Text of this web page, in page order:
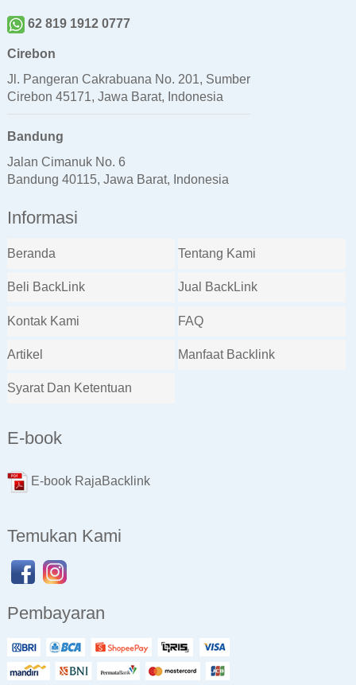
62 819 1912 0777
Cirebon
Jl. Pangeran Cakrabuana No. 201, Sumber
Cirebon 45171, Jawa Barat, Indonesia
Bandung
Jalan Cimanuk No. 6
Bandung 40115, Jawa Barat, Indonesia
Informasi
Beranda Tentang Kami
Beli BackLink Jual BackLink
Kontak Kami FAQ
Artikel Manfaat Backlink
Syarat Dan Ketentuan
E-book
E-book RajaBacklink
Temukan Kami
Pembayaran